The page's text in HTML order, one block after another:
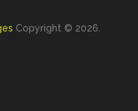
Copyright © 2026.